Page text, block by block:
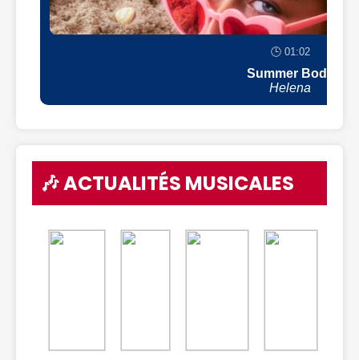
🕒 01:02
Summer Body
Helena
🎶 ACTUALITÉS MUSICALES